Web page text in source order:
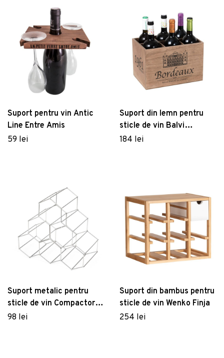
Suport pentru vin Antic
Line Entre Amis
59 lei
Suport din lemn pentru
sticle de vin Balvi
Bordeaux
184 lei
Suport metalic pentru
sticle de vin Compactor,
gri
98 lei
Suport din bambus pentru
sticle de vin Wenko Finja
254 lei